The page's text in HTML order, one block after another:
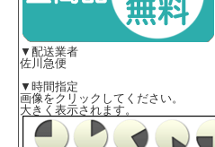
▼配送業者
佐川急便
▼時間指定
画像をクリックしてください。
大きく表示されます。